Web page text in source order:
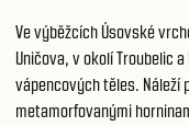
Ve výběžcích Úsovské
Uničova, v okolí Troubelic
vápencových těles. Náleží
metamorfovanými